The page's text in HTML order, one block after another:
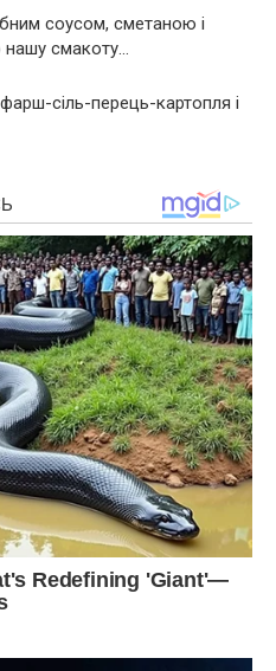
соусом, сметаною і
смакоту…
сіль-перець-картопля і